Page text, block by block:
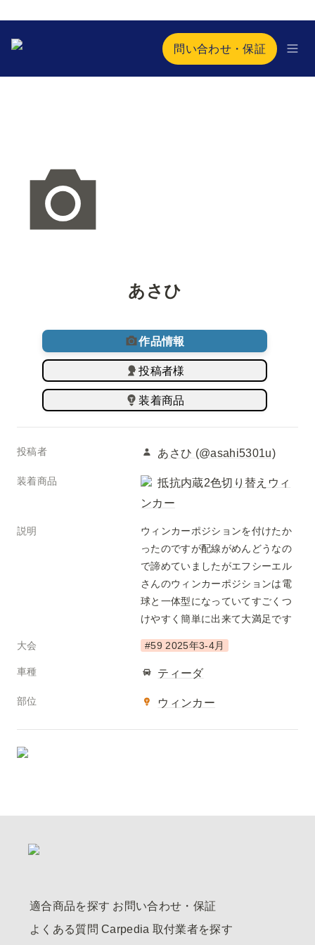
問い合わせ・保証
あさひ
作品情報
投稿者様
装着商品
投稿者 あさひ (@asahi5301u)
装着商品
抵抗内蔵2色切り替えウィ
ンカー
説明
ウィンカーポジションを付けたか
ったのですが配線がめんどうなの
で諦めていましたがエフシーエル
さんのウィンカーポジションは電
球と一体型になっていてすごくつ
けやすく簡単に出来て大満足です
大会 #59 2025年3-4月
車種 ティーダ
部位 ウィンカー
適合商品を探す お問い合わせ・保証
よくある質問 Carpedia 取付業者を探す